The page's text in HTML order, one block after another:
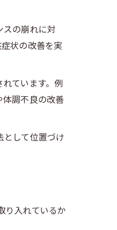
の崩れに対
状の改善を実
ています。例
調不良の改善
して位置づけ
り入れているか